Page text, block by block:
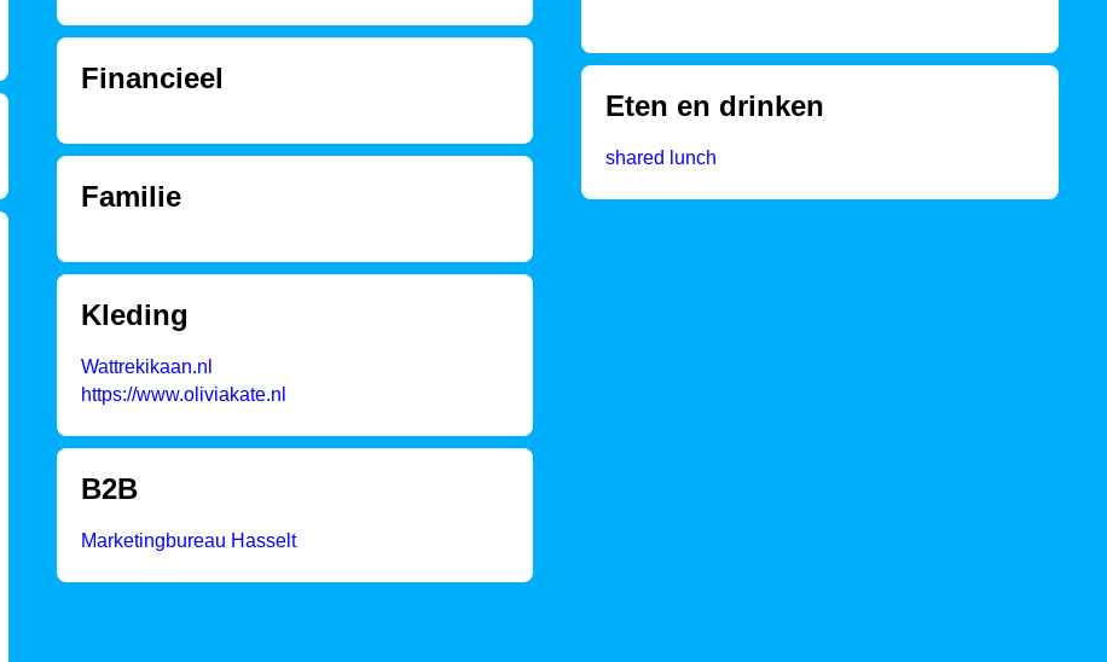
Financieel
Familie
Kleding
Wattrekikaan.nl
https://www.oliviakate.nl
B2B
Marketingbureau Hasselt
Eten en drinken
shared lunch